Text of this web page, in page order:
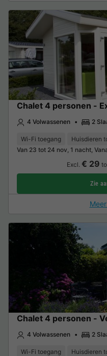
Chalet 4 personen -
4 Volwassenen 2
Wi-Fi toegang Huisdieren
Van 23 tot 24 nov, 1 nacht,
Excl. € 29
Zie
Chalet 4 personen -
4 Volwassenen 2
Wi-Fi toegang Huisdieren